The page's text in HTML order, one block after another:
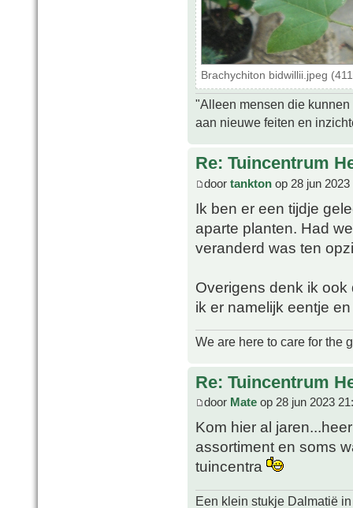
Brachychiton bidwillii.jpeg
"Alleen mensen die
aan nieuwe feiten en
Re: Tuincentrum
door tankton op 28 jun 2023
Ik ben er een tijdje
aparte planten. Had
veranderd was ten
Overigens denk ik
ik er namelijk eentje
We are here to care for the
Re: Tuincentrum
door Mate op 28 jun 2023
Kom hier al
assortiment en soms
tuincentra
Een klein stukje Dalmatië